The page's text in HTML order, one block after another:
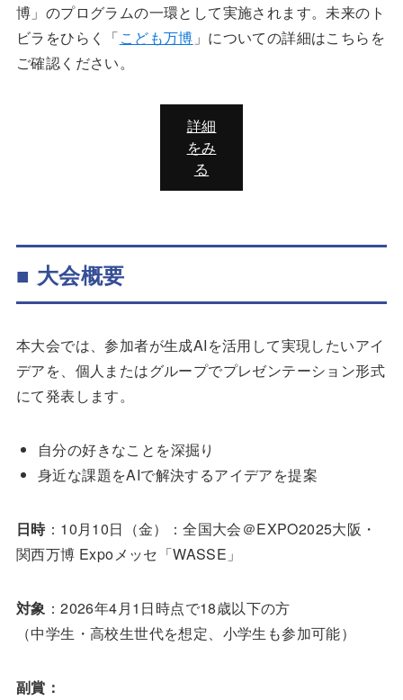
博」のプログラムの一環として実施されます。未来のト
ビラをひらく「こども万博 」についての詳細はこちらを
ご確認ください。
詳細
をみ
る
■ 大会概要
本大会では、参加者が生成AIを活用して実現したいアイ
デアを、個人またはグループでプレゼンテーション形式
にて発表します。
自分の好きなことを深掘り
身近な課題をAIで解決するアイデアを提案
日時：10月10日（金）：全国大会＠EXPO2025大阪・
関西万博 Expoメッセ「WASSE」
対象 ：2026年4月1日時点で18歳以下の方
（中学生・高校生世代を想定、小学生も参加可能）
副賞：